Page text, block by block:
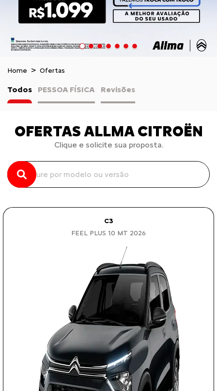
Home Ofertas
Todos PESSOA FÍSICA Revisões
OFERTAS ALLMA CITROËN
Clique e solicite sua proposta.
C3
FEEL PLUS 1.0 MT 2026